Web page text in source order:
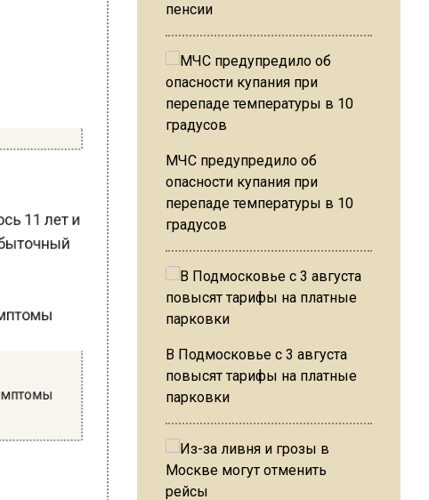
11 лет и
пенсии
МЧС предупредило об
опасности купания при
перепаде температуры в 10
градусов
В Подмосковье с 3 августа
повысят тарифы на платные
парковки